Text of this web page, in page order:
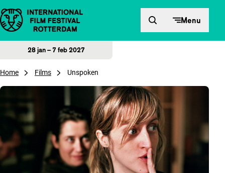
Direct naar inhoud Menu
28 jan – 7 feb 2027
Home Films Unspoken